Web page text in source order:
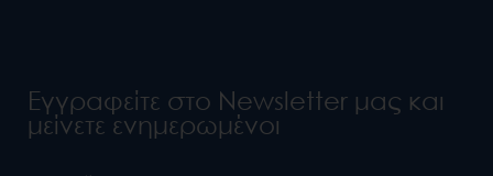
Εγγραφείτε στο Newsletter μας και
μείνετε ενημερωμένοι